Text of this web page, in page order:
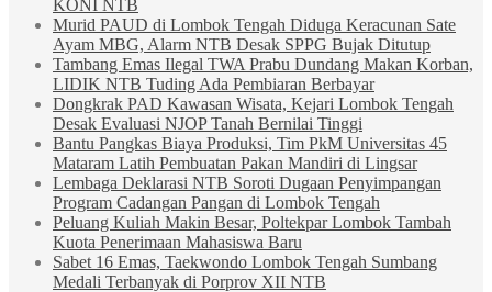
KONI NTB
Murid PAUD di Lombok Tengah Diduga Keracunan Sate
Ayam MBG, Alarm NTB Desak SPPG Bujak Ditutup
Tambang Emas Ilegal TWA Prabu Dundang Makan Korban,
LIDIK NTB Tuding Ada Pembiaran Berbayar
Dongkrak PAD Kawasan Wisata, Kejari Lombok Tengah
Desak Evaluasi NJOP Tanah Bernilai Tinggi
Bantu Pangkas Biaya Produksi, Tim PkM Universitas 45
Mataram Latih Pembuatan Pakan Mandiri di Lingsar
Lembaga Deklarasi NTB Soroti Dugaan Penyimpangan
Program Cadangan Pangan di Lombok Tengah
Peluang Kuliah Makin Besar, Poltekpar Lombok Tambah
Kuota Penerimaan Mahasiswa Baru
Sabet 16 Emas, Taekwondo Lombok Tengah Sumbang
Medali Terbanyak di Porprov XII NTB